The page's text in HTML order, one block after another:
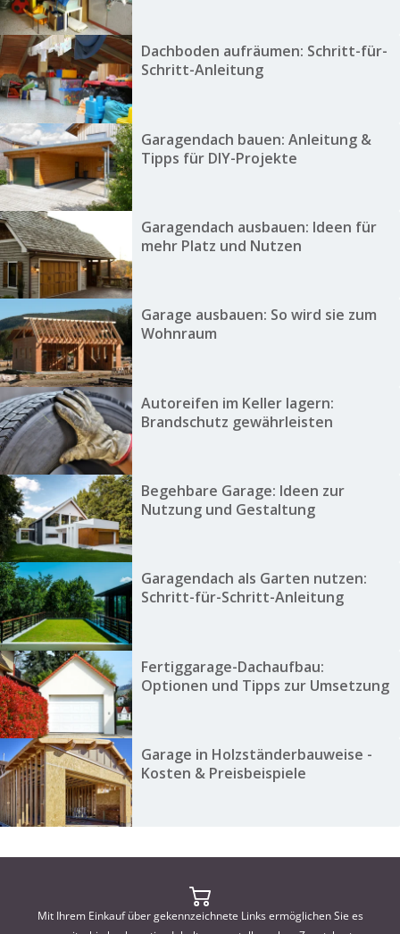
Dachboden aufräumen: Schritt-für-
Schritt-Anleitung
Garagendach bauen: Anleitung &
Tipps für DIY-Projekte
Garagendach ausbauen: Ideen für
mehr Platz und Nutzen
Garage ausbauen: So wird sie zum
Wohnraum
Autoreifen im Keller lagern:
Brandschutz gewährleisten
Begehbare Garage: Ideen zur
Nutzung und Gestaltung
Garagendach als Garten nutzen:
Schritt-für-Schritt-Anleitung
Fertiggarage-Dachaufbau:
Optionen und Tipps zur Umsetzung
Garage in Holzständerbauweise -
Kosten & Preisbeispiele
Mit Ihrem Einkauf über gekennzeichnete Links ermöglichen Sie es